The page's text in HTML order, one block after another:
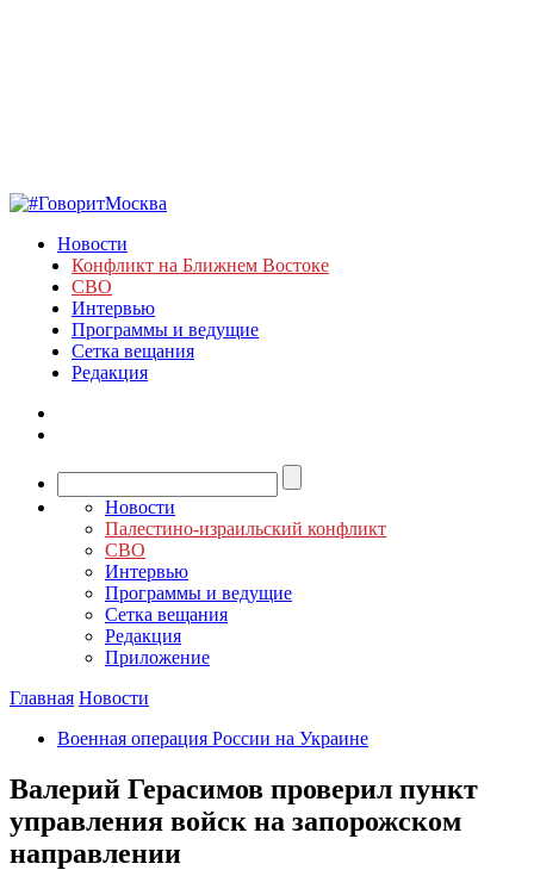
Новости
Конфликт на Ближнем Востоке
СВО
Интервью
Программы и ведущие
Сетка вещания
Редакция
Новости
Палестино-израильский конфликт
СВО
Интервью
Программы и ведущие
Сетка вещания
Редакция
Приложение
Главная Новости
Военная операция России на Украине
Валерий Герасимов проверил пункт
управления войск на запорожском
направлении